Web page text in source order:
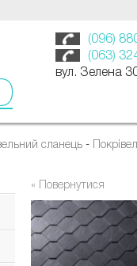
(096)
(063)
вул. Зелена
сланець -
« Повернутися